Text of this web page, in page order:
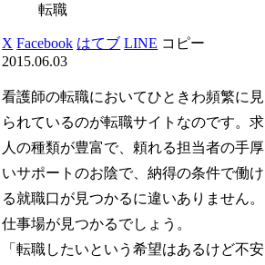
転職
X Facebook はてブ LINE コピー
2015.06.03
看護師の転職においてひときわ頻繁に見
られているのが転職サイトなのです。求
人の種類が豊富で、頼れる担当者の手厚
いサポートのお陰で、納得の条件で働け
る就職口が見つかるに違いありません。
仕事場が見つかるでしょう。
「転職したいという希望はあるけど不安